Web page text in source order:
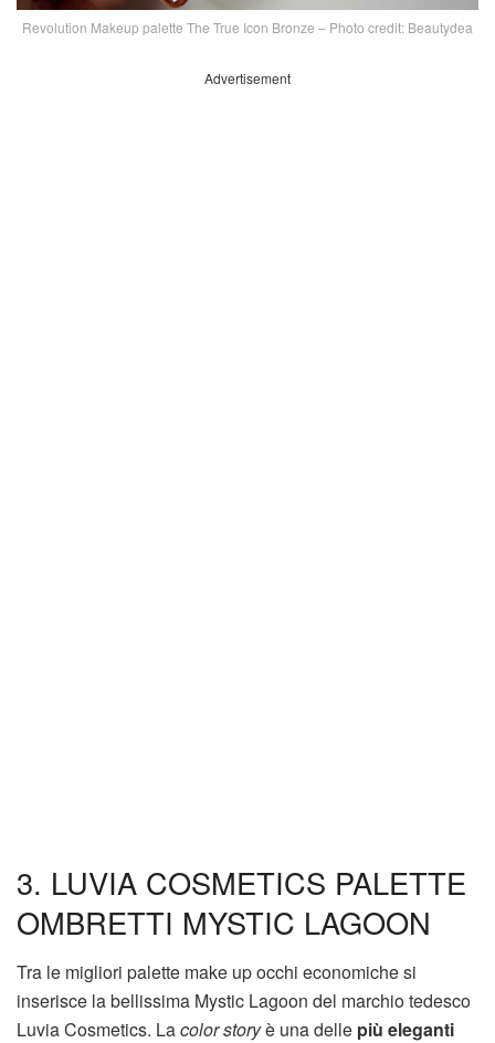
Revolution Makeup palette The True Icon Bronze – Photo credit: Beautydea
Advertisement
3. LUVIA COSMETICS PALETTE
OMBRETTI MYSTIC LAGOON
Tra le migliori palette make up occhi economiche si
inserisce la bellissima Mystic Lagoon del marchio tedesco
Luvia Cosmetics. Lacolor storyè una delle più eleganti